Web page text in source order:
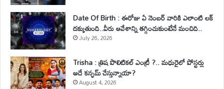
Date Of Birth : ఈరోజు ఏ నెంబర్ వారికి ఎలాంటి లక్
దక్కుతుంది..వీరు ఆవేశాన్ని తగ్గించుకుంటేనే మంచిది..
July 26, 2026
Trisha : త్రిష పొలిటికల్ ఎంట్రీ ?.. మధురైలో పోస్టర్లు
అదే కన్ఫమ్ చేస్తున్నాయా?
August 4, 2026